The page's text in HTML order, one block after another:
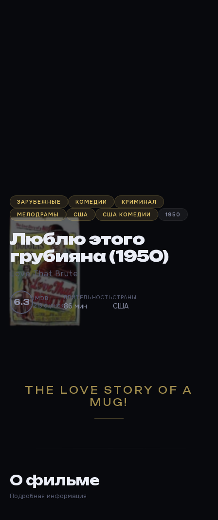
ЗАРУБЕЖНЫЕ КОМЕДИИ
КРИМИНАЛ
МЕЛОДРАМЫ
США США КОМЕДИИ 1950
Люблю этого
грубияна (1950)
Love That Brute
6.3 IMDB
213 оценок
ДЛИТЕЛЬНОСТЬ
86 мин
СТРАНЫ
США
THE LOVE STORY OF A
MUG!
О фильме
Подробная информация